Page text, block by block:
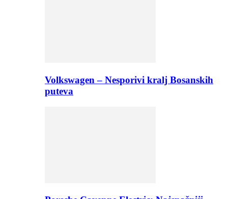
Volkswagen – Nesporivi kralj Bosanskih
puteva